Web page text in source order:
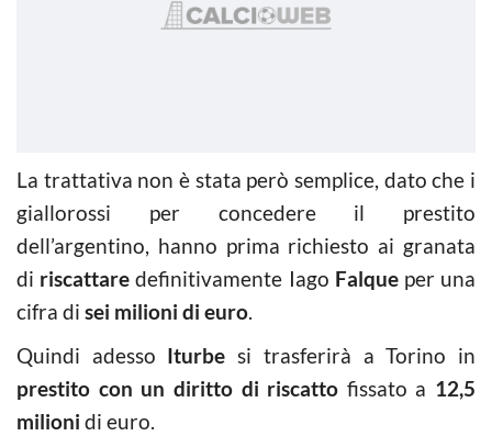
La trattativa non è stata però semplice, dato che i
giallorossi per concedere il prestito
dell’argentino, hanno prima richiesto ai granata
di riscattare definitivamente Iago Falqueper una
cifra di sei milioni di euro.
Quindi adesso Iturbe si trasferirà a Torino in
prestito con un diritto di riscatto fissato a 12,5
milioni di euro.